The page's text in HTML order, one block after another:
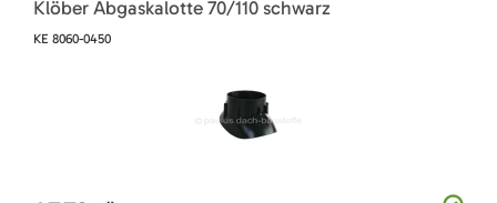
Klöber Abgaskalotte 70/110 schwarz
KE 8060-0450